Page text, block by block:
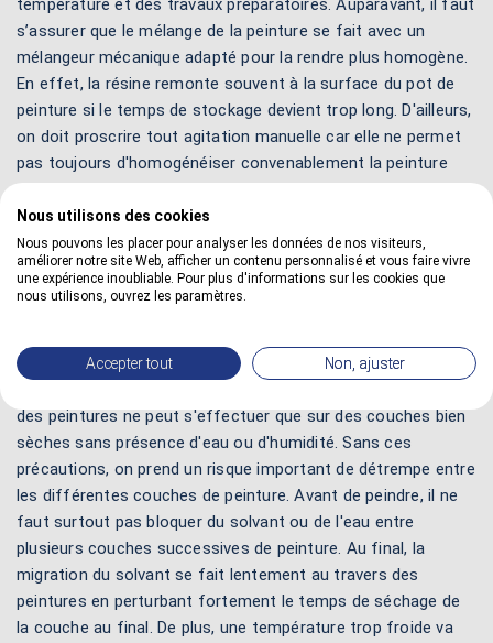
température et des travaux préparatoires. Auparavant, il faut
s’assurer que le mélange de la peinture se fait avec un
mélangeur mécanique adapté pour la rendre plus homogène.
En effet, la résine remonte souvent à la surface du pot de
peinture si le temps de stockage devient trop long. D'ailleurs,
on doit proscrire tout agitation manuelle car elle ne permet
pas toujours d'homogénéiser convenablement la peinture
avant de peindre. De plus, l'application d'une peinture doit
toujours se réaliser par un temps ni trop chaud, ni trop froid,
mais aussi sans humidité, ni eau.
3 - Respect de la température: si les conditions d'eau,
d'humidité et de température ne sont pas respectées, on ne
peindre, cette température inadaptée risque d'entrainer de
des peintures ne peut s'effectuer que sur des couches bien
sèches sans présence d'eau ou d'humidité. Sans ces
précautions, on prend un risque important de détrempe entre
les différentes couches de peinture. Avant de peindre, il ne
faut surtout pas bloquer du solvant ou de l'eau entre
plusieurs couches successives de peinture. Au final, la
migration du solvant se fait lentement au travers des
peintures en perturbant fortement le temps de séchage de
la couche au final. De plus, une température trop froide va
Nous utilisons des cookies
Nous pouvons les placer pour analyser les données de nos visiteurs,
améliorer notre site Web, afficher un contenu personnalisé et vous faire vivre
une expérience inoubliable. Pour plus d'informations sur les cookies que
nous utilisons, ouvrez les paramètres.
Accepter tout Non, ajuster